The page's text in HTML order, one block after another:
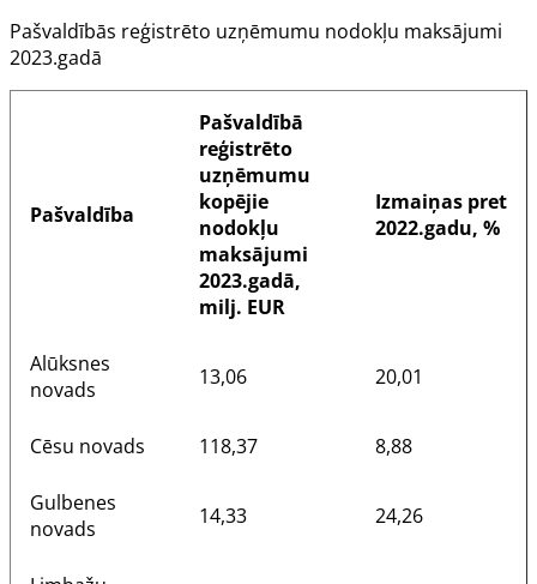
Pašvaldībās reģistrēto uzņēmumu nodokļu maksājumi
2023.gadā
Pašvaldība
Pašvaldībā
reģistrēto
uzņēmumu
kopējie
nodokļu
maksājumi
2023.gadā,
milj. EUR
Izmaiņas pret
2022.gadu, %
Alūksnes
novads
13,06 20,01
Cēsu novads 118,37 8,88
Gulbenes
novads
14,33 24,26